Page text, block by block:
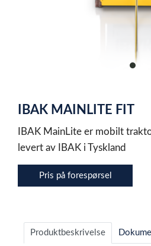
item
of
1
IBAK MAINLITE FIT
IBAK MainLite er mobilt
levert av IBAK i Tyskland
Pris på forespørsel
Produktbeskrivelse